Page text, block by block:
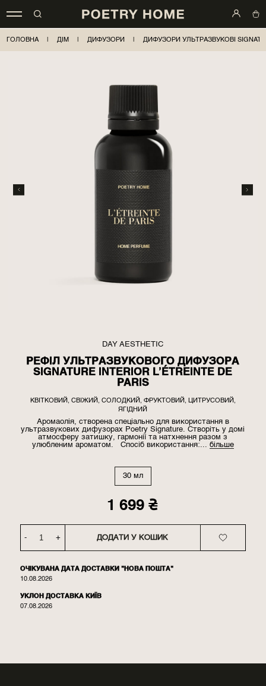
ГОЛОВНА ДІМ ДИФУЗОРИ ДИФУЗОРИ УЛЬТРАЗВУКОВІ
DAY AESTHETIC
РЕФІЛ УЛЬТРАЗВУКОВОГО ДИФУЗОРА
SIGNATURE INTERIOR L’ÉTREINTE DE
PARIS
КВІТКОВИЙ, СВІЖИЙ, СОЛОДКИЙ, ФРУКТОВИЙ, ЦИТРУСОВИЙ,
ЯГІДНИЙ
Аромаолія, створена спеціально для використання в
ультразвукових дифузорах Poetry Signature. Створіть у домі
атмосферу затишку, гармонії та натхнення разом з
улюбленим ароматом. Спосіб використання:... більше
30 мл
1 699₴
- + ДОДАТИ У КОШИК
ОЧІКУВАНА ДАТА ДОСТАВКИ "НОВА ПОШТА"
10.08.2026
УКЛОН ДОСТАВКА КИЇВ
07.08.2026